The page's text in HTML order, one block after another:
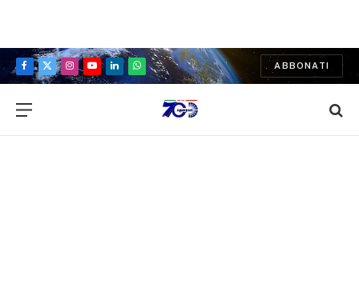
Facebook
X
Instagram
YouTubeLinkedInWhatsApp
ABBONATI